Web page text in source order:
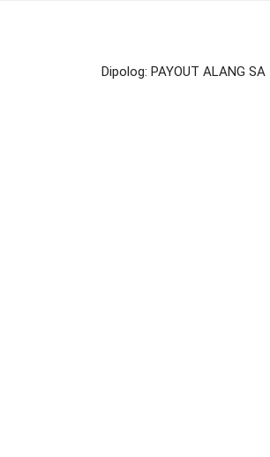
Dipolog: PAYOUT ALANG SA